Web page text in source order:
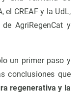
el CREAF y la UdL,
AgriRegenCat y
un primer paso y
conclusiones que
regenerativa y la